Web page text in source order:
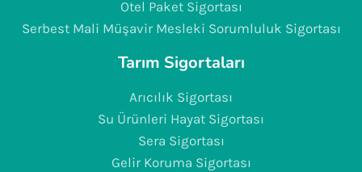
Otel Paket Sigortası
Serbest Mali Müşavir Mesleki Sorumluluk Sigortası
Tarım Sigortaları
Arıcılık Sigortası
Su Ürünleri Hayat Sigortası
Sera Sigortası
Gelir Koruma Sigortası